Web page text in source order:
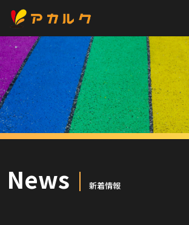
News 新着情報